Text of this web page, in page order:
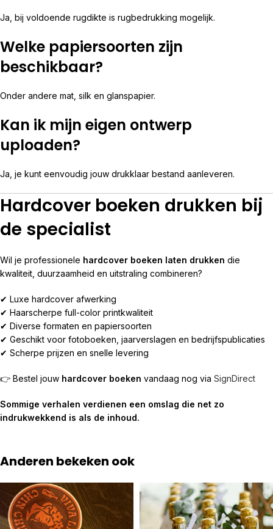
Ja, bij voldoende rugdikte is rugbedrukking mogelijk.
Welke papiersoorten zijn
beschikbaar?
Onder andere mat, silk en glanspapier.
Kan ik mijn eigen ontwerp
uploaden?
Ja, je kunt eenvoudig jouw drukklaar bestand aanleveren.
Hardcover boeken drukken bij
de specialist
Wil je professionele hardcover boeken laten drukken die
kwaliteit, duurzaamheid en uitstraling combineren?
✔ Luxe hardcover afwerking
✔ Haarscherpe full-color printkwaliteit
✔ Diverse formaten en papiersoorten
✔ Geschikt voor fotoboeken, jaarverslagen en bedrijfspublicaties
✔ Scherpe prijzen en snelle levering
👉 Bestel jouw hardcover boeken vandaag nog via SignDirect
Sommige verhalen verdienen een omslag die net zo
indrukwekkend is als de inhoud.
Anderen bekeken ook